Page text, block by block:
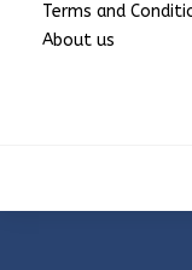
Terms and
About us